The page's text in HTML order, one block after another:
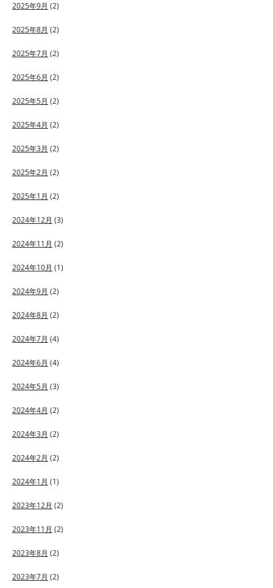
2025年9月 (2)
2025年8月 (2)
2025年7月 (2)
2025年6月 (2)
2025年5月 (2)
2025年4月 (2)
2025年3月 (2)
2025年2月 (2)
2025年1月 (2)
2024年12月 (3)
2024年11月 (2)
2024年10月 (1)
2024年9月 (2)
2024年8月 (2)
2024年7月 (4)
2024年6月 (4)
2024年5月 (3)
2024年4月 (2)
2024年3月 (2)
2024年2月 (2)
2024年1月 (1)
2023年12月 (2)
2023年11月 (2)
2023年8月 (2)
2023年7月 (2)